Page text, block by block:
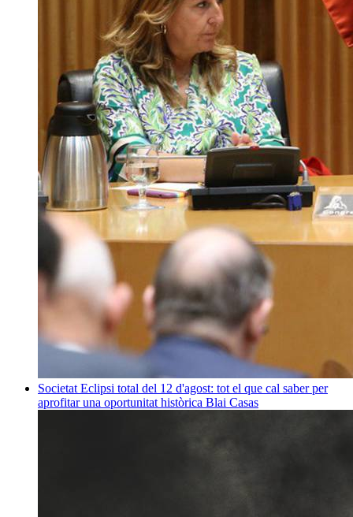
Societat Eclipsi total del 12 d'agost: tot el que cal saber per
aprofitar una oportunitat històrica Blai Casas